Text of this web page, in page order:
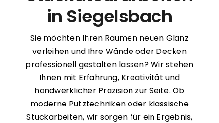
in Siegelsbach
Sie möchten Ihren Räumen neuen Glanz
verleihen und Ihre Wände oder Decken
professionell gestalten lassen? Wir stehen
Ihnen mit Erfahrung, Kreativität und
handwerklicher Präzision zur Seite. Ob
moderne Putztechniken oder klassische
Stuckarbeiten, wir sorgen für ein Ergebnis,